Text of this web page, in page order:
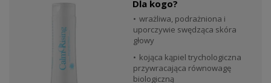
Dla kogo?
wrażliwa, podrażniona i
uporczywie swędząca skóra
głowy
kojąca kąpiel trychologiczna
przywracająca równowagę
biologiczną